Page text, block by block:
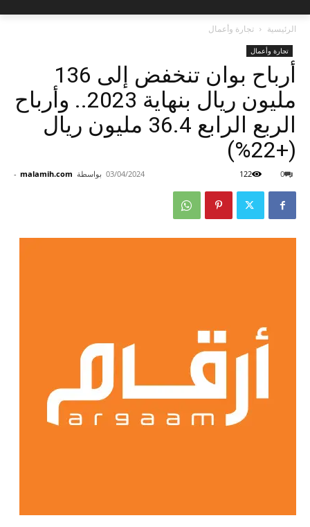
الرئيسية تجارة وأعمال
تجارة وأعمال
أرباح بوان تنخفض إلى 136
مليون ريال بنهاية 2023.. وأرباح
الربع الرابع 36.4 مليون ريال
(+22%)
بواسطة malamih.com
- 03/04/2024 0
122